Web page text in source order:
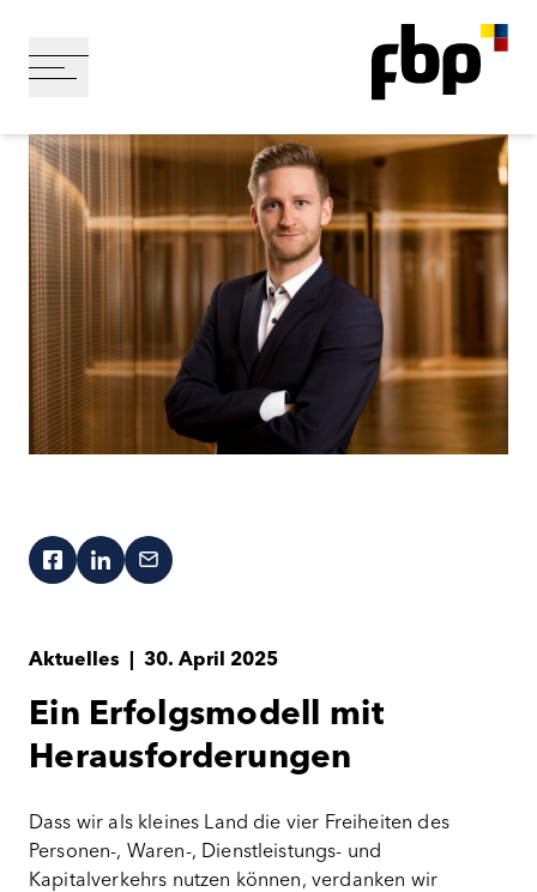
Aktuelles 30. April 2025
Ein Erfolgsmodell mit
Herausforderungen
Dass wir als kleines Land die vier Freiheiten des
Personen-, Waren-, Dienstleistungs- und
Kapitalverkehrs nutzen können, verdanken wir